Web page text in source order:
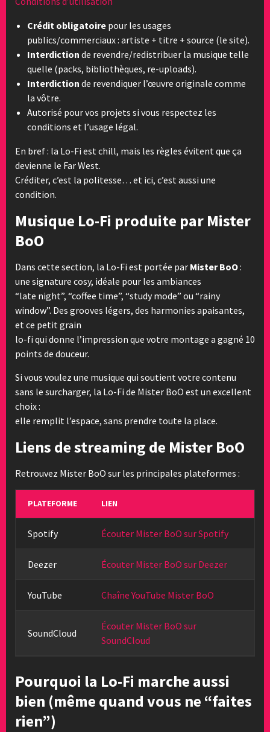
Crédit obligatoire pour les usages
publics/commerciaux : artiste + titre + source (le site).
Interdiction de revendre/redistribuer la musique telle
quelle (packs, bibliothèques, re-uploads).
Interdiction de revendiquer l’œuvre originale comme
la vôtre.
Autorisé pour vos projets si vous respectez les
conditions et l’usage légal.
En bref : la Lo-Fi est chill, mais les règles évitent que ça
devienne le Far West.
Créditer, c’est la politesse… et ici, c’est aussi une
condition.
Musique Lo-Fi produite par Mister
BoO
Dans cette section, la Lo-Fi est portée par Mister BoO:
une signature cosy, idéale pour les ambiances
“late night”, “coffee time”, “study mode” ou “rainy
window”. Des grooves légers, des harmonies apaisantes,
et ce petit grain
lo-fi qui donne l’impression que votre montage a gagné 10
points de douceur.
Si vous voulez une musique qui soutient votre contenu
sans le surcharger, la Lo-Fi de Mister BoO est un excellent
choix :
elle remplit l’espace, sans prendre toute la place.
Liens de streaming de Mister BoO
Retrouvez Mister BoO sur les principales plateformes :
PLATEFORME LIEN
Spotify Écouter Mister BoO sur Spotify
Deezer Écouter Mister BoO sur Deezer
YouTube Chaîne YouTube Mister BoO
SoundCloud
Écouter Mister BoO sur
SoundCloud
Pourquoi la Lo-Fi marche aussi
bien (même quand vous ne “faites
rien”)